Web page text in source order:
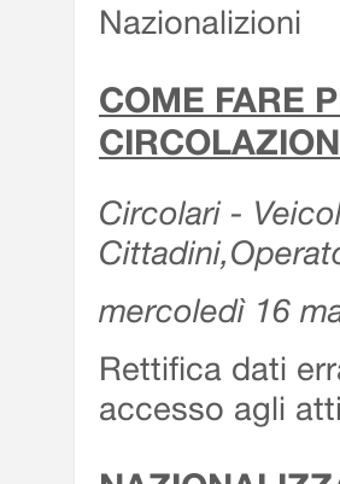
Nazionalizioni
COME FARE
Circolari -
mercoledì 16
Rettifica dati
accesso agli